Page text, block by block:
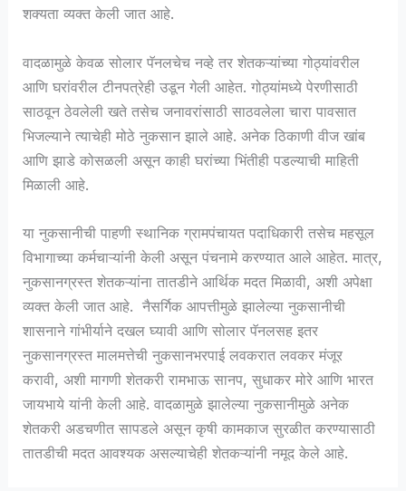
शक्यता व्यक्त केली जात आहे.
वादळामुळे केवळ सोलार पॅनलचेच नव्हे तर शेतकऱ्यांच्या गोठ्यांवरील
आणि घरांवरील टीनपत्रेही उडून गेली आहेत. गोठ्यांमध्ये पेरणीसाठी
साठवून ठेवलेली खते तसेच जनावरांसाठी साठवलेला चारा पावसात
भिजल्याने त्याचेही मोठे नुकसान झाले आहे. अनेक ठिकाणी वीज खांब
आणि झाडे कोसळली असून काही घरांच्या भिंतीही पडल्याची माहिती
मिळाली आहे.
या नुकसानीची पाहणी स्थानिक ग्रामपंचायत पदाधिकारी तसेच महसूल
विभागाच्या कर्मचाऱ्यांनी केली असून पंचनामे करण्यात आले आहेत. मात्र,
नुकसानग्रस्त शेतकऱ्यांना तातडीने आर्थिक मदत मिळावी, अशी अपेक्षा
व्यक्त केली जात आहे. नैसर्गिक आपत्तीमुळे झालेल्या नुकसानीची
शासनाने गांभीर्याने दखल घ्यावी आणि सोलार पॅनलसह इतर
नुकसानग्रस्त मालमत्तेची नुकसानभरपाई लवकरात लवकर मंजूर
करावी, अशी मागणी शेतकरी रामभाऊ सानप, सुधाकर मोरे आणि भारत
जायभाये यांनी केली आहे. वादळामुळे झालेल्या नुकसानीमुळे अनेक
शेतकरी अडचणीत सापडले असून कृषी कामकाज सुरळीत करण्यासाठी
तातडीची मदत आवश्यक असल्याचेही शेतकऱ्यांनी नमूद केले आहे.